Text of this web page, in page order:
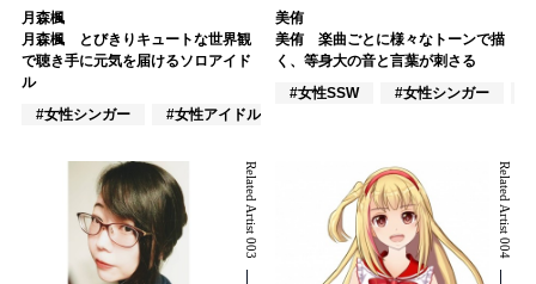
月森楓
月森楓 とびきりキュートな世界観
で聴き手に元気を届けるソロアイド
ル
#女性シンガー
#女性アイドル
美侑
美侑 楽曲ごとに様々なトーンで描
く、等身大の音と言葉が刺さる
#女性SSW
#女性シンガー
Related Artist 003 Related Artist 004